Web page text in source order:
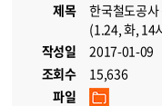
제목
한국철도공
(1.24, 화, 14
작성일
2017-01-09
조회수
15,636
파일